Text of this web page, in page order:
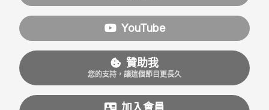
YouTube
贊助我
您的支持，讓這個節目更長久
加入會員